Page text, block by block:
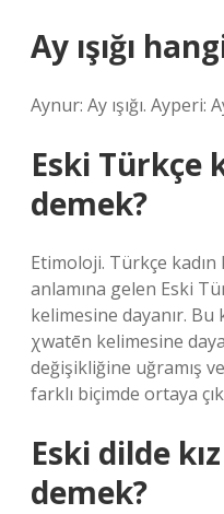
Ay ışığı
Aynur: Ay ışığı.
Eski Türkçe
demek?
Etimoloji. Türkçe
anlamına gelen Eski
kelimesine dayanır.
χwatēn kelimesine
değişikliğine uğramış
farklı biçimde ortaya
Eski dilde
demek?